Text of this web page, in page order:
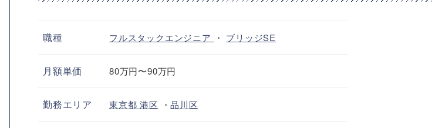
職種 フルスタックエンジニア ・ ブリッジSE
月額単価 80万円〜90万円
勤務エリア 東京都港区 ・品川区